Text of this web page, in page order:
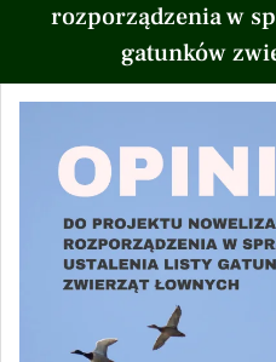
rozporządzenia w
gatunków